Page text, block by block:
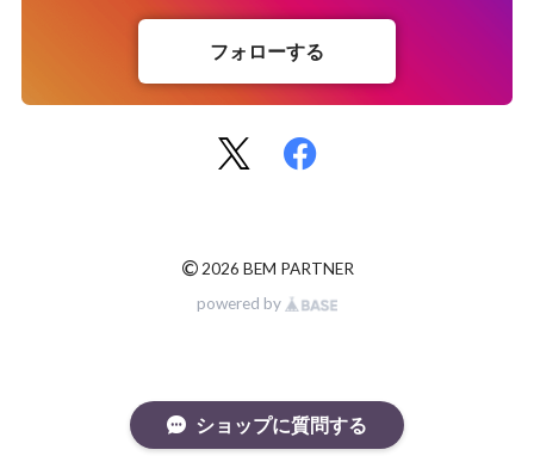
フォローする
©2026 BEM PARTNER
powered by
ショップに質問する